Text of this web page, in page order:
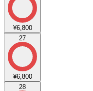
¥6,800
27
¥6,800
28